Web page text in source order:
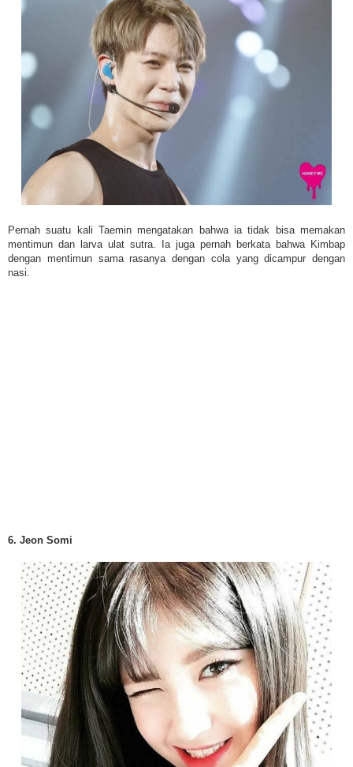
Pernah suatu kali Taemin mengatakan bahwa ia tidak bisa memakan
mentimun dan larva ulat sutra. Ia juga pernah berkata bahwa Kimbap
dengan mentimun sama rasanya dengan cola yang dicampur dengan
nasi.
6. Jeon Somi